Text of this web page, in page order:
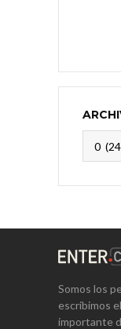
Somos los
escribimos
importante